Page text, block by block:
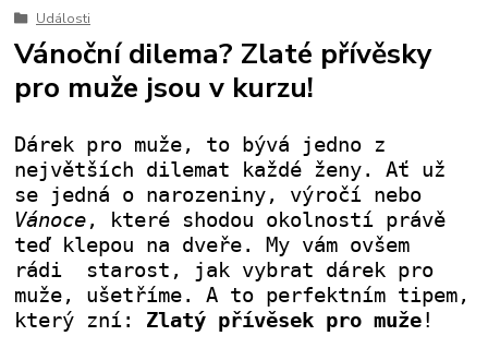
fotbalový míč
kopačka přívěšek žluté
pánské přívěšky
přívěšky pro pány
přívěšky pro hochy
přívěšek pro kluka
Události
Vánoční dilema? Zlaté přívěsky
pro muže jsou v kurzu!
Dárek pro muže, to bývá jedno z
největších dilemat každé ženy. Ať už
se jedná o narozeniny, výročí nebo
Vánoce, které shodou okolností právě
teď klepou na dveře. My vám ovšem
rádi starost, jak vybrat dárek pro
muže, ušetříme. A to perfektním tipem,
který zní: Zlatý přívěsek pro muže!